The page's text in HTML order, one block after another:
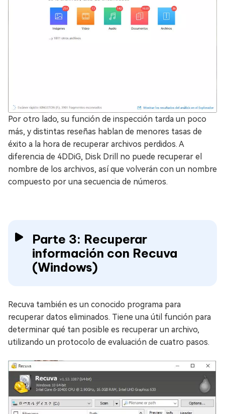
Por otro lado, su función de inspección tarda un poco
más, y distintas reseñas hablan de menores tasas de
éxito a la hora de recuperar archivos perdidos. A
diferencia de 4DDiG, Disk Drill no puede recuperar el
nombre de los archivos, así que volverán con un nombre
compuesto por una secuencia de números.
Parte 3: Recuperar
información con Recuva
(Windows)
Recuva también es un conocido programa para
recuperar datos eliminados. Tiene una útil función para
determinar qué tan posible es recuperar un archivo,
utilizando un protocolo de evaluación de cuatro pasos.